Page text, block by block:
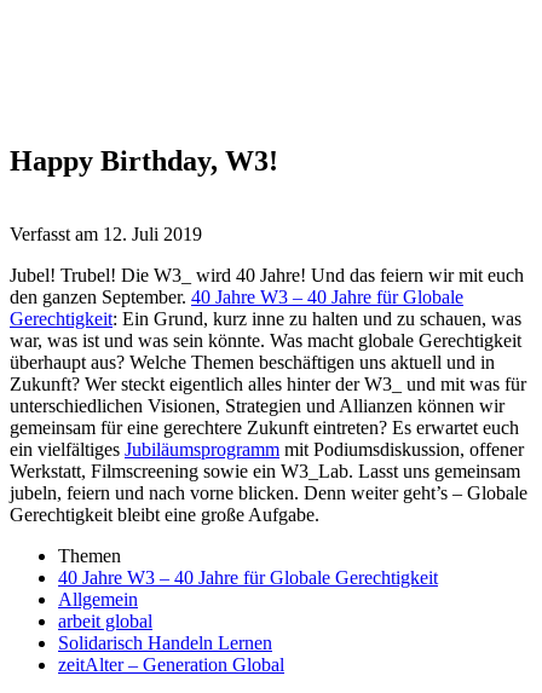
Happy Birthday, W3!
Verfasst am 12. Juli 2019
Jubel! Trubel! Die W3_ wird 40 Jahre! Und das feiern wir mit euch
den ganzen September. 40 Jahre W3 – 40 Jahre für Globale
Gerechtigkeit: Ein Grund, kurz inne zu halten und zu schauen, was
war, was ist und was sein könnte. Was macht globale Gerechtigkeit
überhaupt aus? Welche Themen beschäftigen uns aktuell und in
Zukunft? Wer steckt eigentlich alles hinter der W3_ und mit was für
unterschiedlichen Visionen, Strategien und Allianzen können wir
gemeinsam für eine gerechtere Zukunft eintreten? Es erwartet euch
ein vielfältiges Jubiläumsprogramm mit Podiumsdiskussion, offener
Werkstatt, Filmscreening sowie ein W3_Lab. Lasst uns gemeinsam
jubeln, feiern und nach vorne blicken. Denn weiter geht’s – Globale
Gerechtigkeit bleibt eine große Aufgabe.
Themen
40 Jahre W3 – 40 Jahre für Globale Gerechtigkeit
Allgemein
arbeit global
Solidarisch Handeln Lernen
zeitAlter – Generation Global